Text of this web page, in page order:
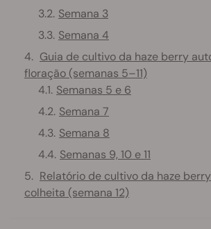
Semana 3
Semana 4
Guia de cultivo da haze berry
floração (semanas 5–11)
Semanas 5 e 6
Semana 7
Semana 8
Semanas 9, 10 e 11
Relatório de cultivo da haze
colheita (semana 12)